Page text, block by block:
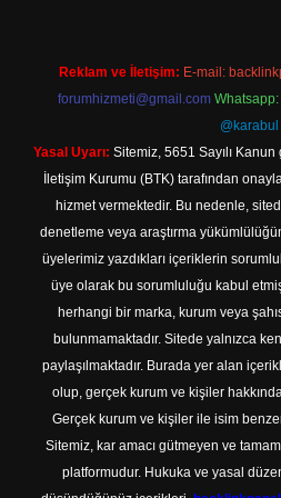
Reklam ve İletişim: E-mail:
forumhizmeti@gmail.com
@karabul
Yasal Uyarı: Sitemiz, 5651 Sayılı
İletişim Kurumu (BTK) tarafından
hizmet vermektedir. Bu nedenle,
denetleme veya araştırma
üyelerimiz yazdıkları içeriklerin
üye olarak bu sorumluluğu kabul
herhangi bir marka, kurum veya
bulunmamaktadır. Sitede yalnızca
paylaşılmaktadır. Burada yer alan
olup, gerçek kurum ve kişiler
Gerçek kurum ve kişiler ile isim
Sitemiz, kar amacı gütmeyen ve
platformudur. Hukuka ve yasal